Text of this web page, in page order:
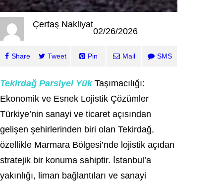
Çertaş Nakliyat
02/26/2026
Share Tweet Pin Mail SMS
Tekirdağ Parsiyel YükTaşımacılığı:
Ekonomik ve Esnek Lojistik Çözümler
Türkiye’nin sanayi ve ticaret açısından
gelişen şehirlerinden biri olan Tekirdağ,
özellikle Marmara Bölgesi’nde lojistik açıdan
stratejik bir konuma sahiptir. İstanbul’a
yakınlığı, liman bağlantıları ve sanayi